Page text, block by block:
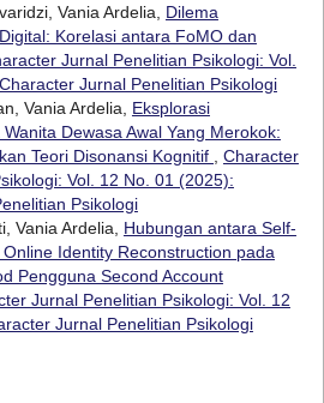
Vania Ardelia, Dilema
Korelasi antara FoMO dan
Jurnal Penelitian Psikologi: Vol.
Jurnal Penelitian Psikologi
Vania Ardelia, Eksplorasi
Dewasa Awal Yang Merokok:
Teori Disonansi Kognitif
Character
Vol. 12 No. 01 (2025):
Psikologi
Vania Ardelia, Hubungan antara Self-
Identity Reconstruction pada
Pengguna Second Account
Jurnal Penelitian Psikologi: Vol. 12
Jurnal Penelitian Psikologi